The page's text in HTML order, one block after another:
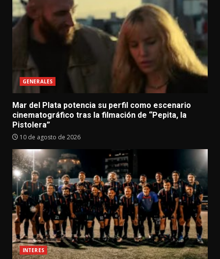
GENERALES
Mar del Plata potencia su perfil como escenario
cinematográfico tras la filmación de “Pepita, la
Pistolera”
10 de agosto de 2026
INTERES